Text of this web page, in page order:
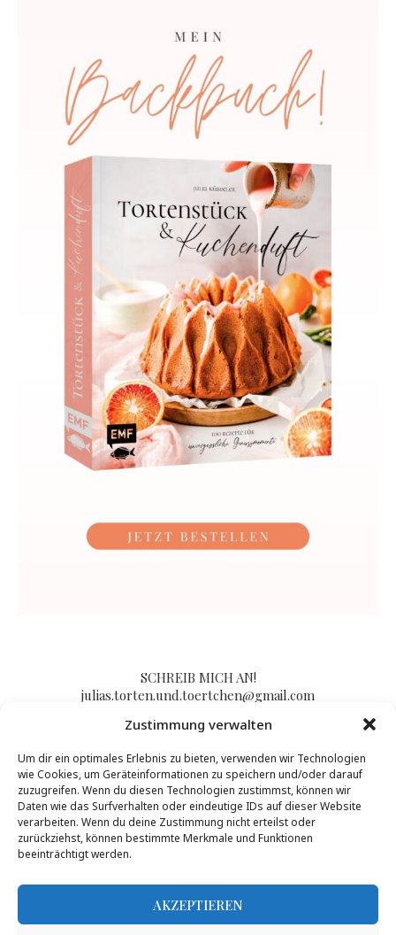
Zustimmung verwalten
Um dir ein optimales Erlebnis zu bieten, verwenden wir Technologien
wie Cookies, um Geräteinformationen zu speichern und/oder darauf
zuzugreifen. Wenn du diesen Technologien zustimmst, können wir
Daten wie das Surfverhalten oder eindeutige IDs auf dieser Website
verarbeiten. Wenn du deine Zustimmung nicht erteilst oder
zurückziehst, können bestimmte Merkmale und Funktionen
beeinträchtigt werden.
AKZEPTIEREN
SCHREIB MICH AN!
julias.torten.und.toertchen@gmail.com
Impressum/Kontakt & Datenschutzerklärung